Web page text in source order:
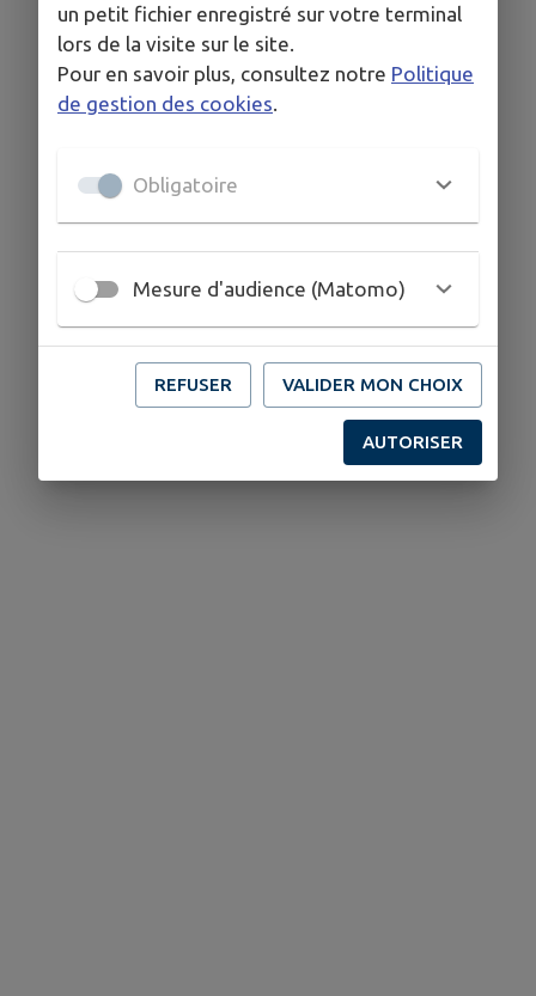
un petit fichier enregistré sur votre terminal
lors de la visite sur le site.
Pour en savoir plus, consultez notre Politique
de gestion des cookies
Obligatoire
Mesure d'audience (Matomo)
REFUSER VALIDER MON CHOIX
AUTORISER